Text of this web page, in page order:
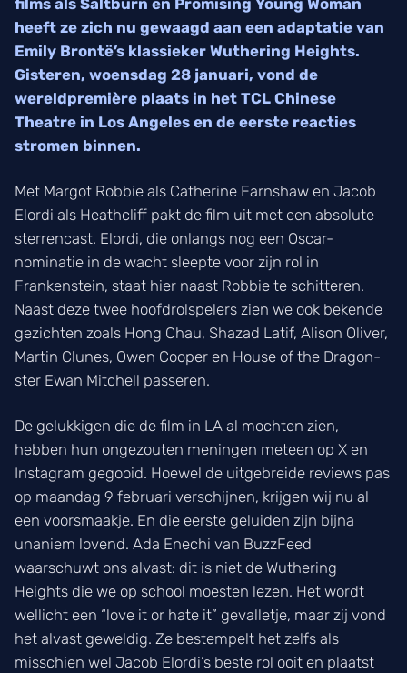
films als Saltburn en Promising Young Woman
heeft ze zich nu gewaagd aan een adaptatie van
Emily Brontë’s klassieker Wuthering Heights.
Gisteren, woensdag 28 januari, vond de
wereldpremière plaats in het TCL Chinese
Theatre in Los Angeles en de eerste reacties
stromen binnen.
Met Margot Robbie als Catherine Earnshaw en Jacob
Elordi als Heathcliff pakt de film uit met een absolute
sterrencast. Elordi, die onlangs nog een Oscar-
nominatie in de wacht sleepte voor zijn rol in
Frankenstein, staat hier naast Robbie te schitteren.
Naast deze twee hoofdrolspelers zien we ook bekende
gezichten zoals Hong Chau, Shazad Latif, Alison Oliver,
Martin Clunes, Owen Cooper en House of the Dragon-
ster Ewan Mitchell passeren.
De gelukkigen die de film in LA al mochten zien,
hebben hun ongezouten meningen meteen op X en
Instagram gegooid. Hoewel de uitgebreide reviews pas
op maandag 9 februari verschijnen, krijgen wij nu al
een voorsmaakje. En die eerste geluiden zijn bijna
unaniem lovend. Ada Enechi van BuzzFeed
waarschuwt ons alvast: dit is niet de Wuthering
Heights die we op school moesten lezen. Het wordt
wellicht een “love it or hate it” gevalletje, maar zij vond
het alvast geweldig. Ze bestempelt het zelfs als
misschien wel Jacob Elordi’s beste rol ooit en plaatst